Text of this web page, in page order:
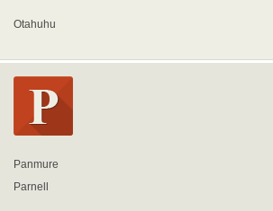
Otahuhu
Panmure
Parnell